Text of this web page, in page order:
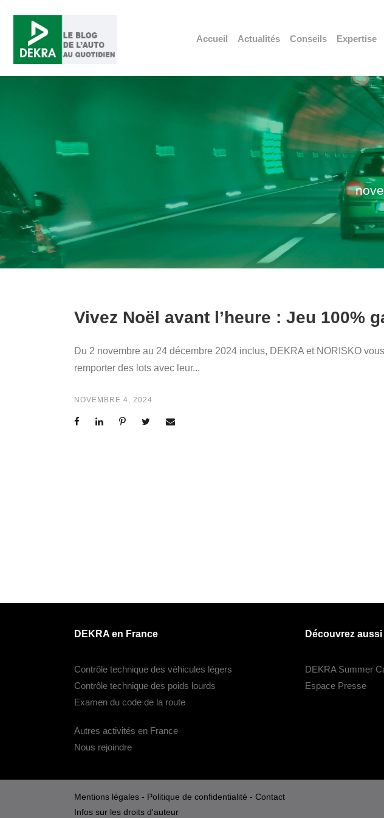
Accueil Actualités Conseils Expertise
Vivez Noël avant l’heure : Jeu 100%
Du 2 novembre au 24 décembre 2024 inclus, DEKRA et NORISKO
remporter des lots avec leur...
NOVEMBRE 4, 2024
DEKRA en France
Contrôle technique des véhicules légers
Contrôle technique des poids lourds
Examen du code de la route
Autres activités en France
Nous rejoindre
Découvrez aussi
DEKRA Summer
Espace Presse
Mentions légales - Politique de confidentialité - Contact
Infos sur les droits d'auteur